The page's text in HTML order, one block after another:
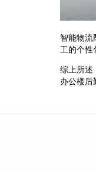
智能物流
工的个性
综上所述
办公楼后